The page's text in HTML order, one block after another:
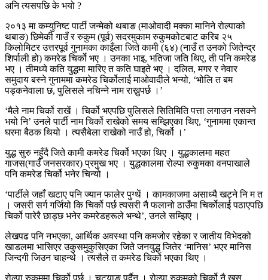
अनि त्यसपछि के भयो ?
२०१३ मा कम्युनिष्ट पार्टी जन्मेको थबाङ (माओवादी मक्का मानिने रोल्पाको
थबाङ) छिमेकी गाउँ र रुकुम (पूर्व) सदरमुकाम रुकुमकोटबाट करिब २५
किलोमिटर उत्तरपूर्व गुनामका काइँला जिते कामी (६४) (नाउँ त उनको जितेन्द्र
शिर्पाली हो) कमरेड चिर्को भए । उनका भाइ, भतिजा जति थिए, ती पनि कमरेड
भए । तीमध्ये कति युद्धमा मारिए त कति घाइते भए । दलित, मगर र नेवार
समुदाय बस्ने गुनाममा कमरेड चिर्कोलाई माओवादीले भन्यो, ‘भोलि त बम
पड्कनेवाला छ, पुलिसले नचिन्ने नाम राख्नुपर्छ ।’
‘मैले नाम चिर्को राखें । चिर्को भएपछि पुलिसले सितिमिति पत्ता लगाउन नसक्ने
भयो नि’ उनले पार्टी नाम चिर्को राखेको समय सम्झिएका थिए, ‘गुनाममा एकान्त
घरमा बैठक थियो । त्यसैबेला राखेको नाउँ हो, चिर्को ।’
युद्ध सुरु नहुँदै जिते कामी कमरेड चिर्को भएका थिए । युद्धकालमा महत
गाजस(गाउँ जनसरकार) प्रमुख भए । युद्धकालमा रोल्पा रुकुमका वनपाखाले
पनि कमरेड चिर्को भनेर चिन्यो ।
‘पार्टीले जहाँ खटाए पनि ज्यान फालेर पुग्थें । कामकाजमा असाध्यै खट्ने नि म त
। जसरी सर्ग गर्जियो कि चिर्को पर्छ त्यसरी नै फलानो ठाउँमा चिर्कोलाई पठाएपछि
चिर्को पारेरै छाड्छ भनेर कमरेडहरूले भन्थे’, उनले सम्झिए ।
लेखपढ पनि नभएका, आर्थिक अवस्था पनि कमजोर रहेका र जातीय विभेदको
खाडलमा भासिएर उकुसमुुकुसिएका जिते जनयुद्ध जितेर ‘मानिस’ भएर मानिस
जिन्दगी जिउन चाहन्थे । त्यसैले त कमरेड चिर्को भएका थिए ।